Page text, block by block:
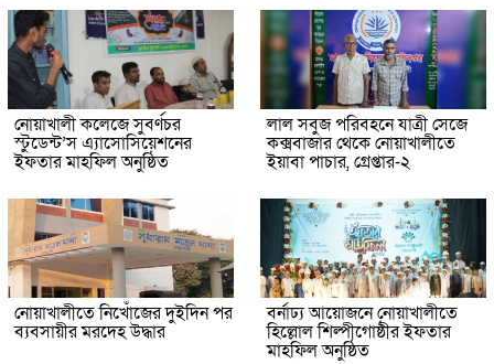
নোয়াখালী কলেজে সুবর্ণচর
স্টুডেন্ট’স এ্যাসোসিয়েশনের
ইফতার মাহফিল অনুষ্ঠিত
লাল সবুজ পরিবহনে যাত্রী সেজে
কক্সবাজার থেকে নোয়াখালীতে
ইয়াবা পাচার, গ্রেপ্তার-২
নোয়াখালীতে নিখোঁজের দুইদিন পর
ব্যবসায়ীর মরদেহ উদ্ধার
বর্নাঢ্য আয়োজনে নোয়াখালীতে
হিল্লোল শিল্পীগোষ্ঠীর ইফতার
মাহফিল অনুষ্ঠিত